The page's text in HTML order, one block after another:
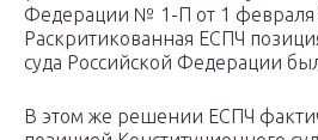
Федерации № 1-П от 1 февраля
Раскритикованная ЕСПЧ
суда Российской Федерации
В этом же решении ЕСПЧ